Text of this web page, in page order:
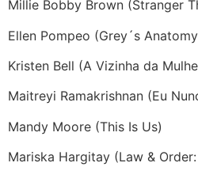
Millie Bobby Brown (Stranger
Ellen Pompeo (Grey´s
Kristen Bell (A Vizinha da
Maitreyi Ramakrishnan (Eu
Mandy Moore (This Is Us)
Mariska Hargitay (Law & Order: